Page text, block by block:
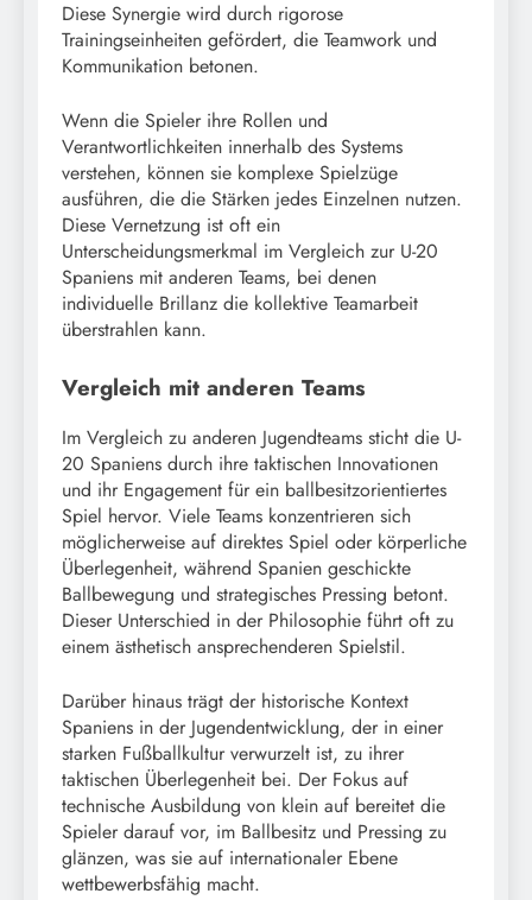
Diese Synergie wird durch rigorose
Trainingseinheiten gefördert, die Teamwork und
Kommunikation betonen.
Wenn die Spieler ihre Rollen und
Verantwortlichkeiten innerhalb des Systems
verstehen, können sie komplexe Spielzüge
ausführen, die die Stärken jedes Einzelnen nutzen.
Diese Vernetzung ist oft ein
Unterscheidungsmerkmal im Vergleich zur U-20
Spaniens mit anderen Teams, bei denen
individuelle Brillanz die kollektive Teamarbeit
überstrahlen kann.
Vergleich mit anderen Teams
Im Vergleich zu anderen Jugendteams sticht die U-
20 Spaniens durch ihre taktischen Innovationen
und ihr Engagement für ein ballbesitzorientiertes
Spiel hervor. Viele Teams konzentrieren sich
möglicherweise auf direktes Spiel oder körperliche
Überlegenheit, während Spanien geschickte
Ballbewegung und strategisches Pressing betont.
Dieser Unterschied in der Philosophie führt oft zu
einem ästhetisch ansprechenderen Spielstil.
Darüber hinaus trägt der historische Kontext
Spaniens in der Jugendentwicklung, der in einer
starken Fußballkultur verwurzelt ist, zu ihrer
taktischen Überlegenheit bei. Der Fokus auf
technische Ausbildung von klein auf bereitet die
Spieler darauf vor, im Ballbesitz und Pressing zu
glänzen, was sie auf internationaler Ebene
wettbewerbsfähig macht.